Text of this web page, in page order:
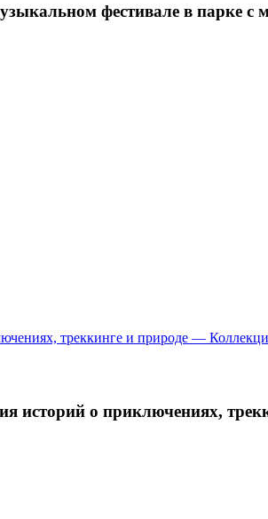
фестивале в парке
историй о приключениях,